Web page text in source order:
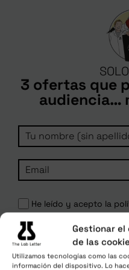
Gestionar
de las
Utilizamos tecnologías como las
información del dispositivo. Lo
3 ofertas que
audiencia…
He leído y acepto la
ME